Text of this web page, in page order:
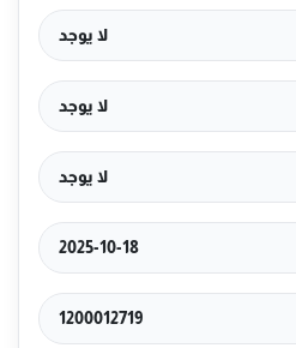
لا يوجد
لا يوجد
لا يوجد
2025-10-18
1200012719